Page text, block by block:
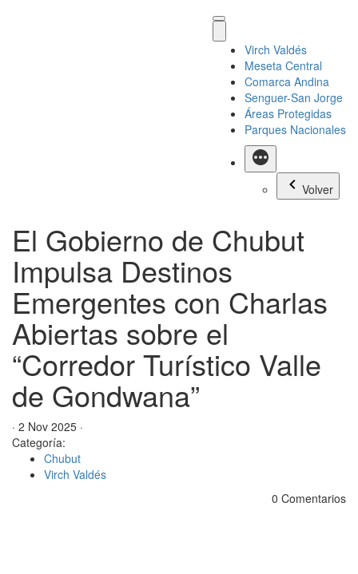
Virch Valdés
Meseta Central
Comarca Andina
Senguer-San Jorge
Áreas Protegidas
Parques Nacionales
Más
Volver
El Gobierno de Chubut
Impulsa Destinos
Emergentes con Charlas
Abiertas sobre el
“Corredor Turístico Valle
de Gondwana”
· 2 Nov 2025 ·
Categoría:
Chubut
Virch Valdés
0 Comentarios